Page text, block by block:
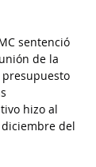
sentenció
de la
hizo al
del